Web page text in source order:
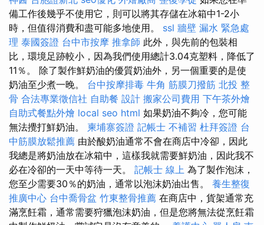
備工作後幾乎不使用它，則可以將其存儲在冰箱中1-2小
時，但值得消費和盡可能多地使用。 ssl 牆壁 漏水 緊急處
理 泰國簽證 台中市按摩 推拿師 此外，與先前的包裝相
比，環境足跡較小，因為我們使用總計3.04克塑料，降低了
11％。 除了製作鮮奶油的優質奶油外，另一個重要的是使
奶油至少煮一晚。 台中按摩排毒 牛角 筋膜刀撥筋 北投 整
骨 合法專業徵信社 自助餐 設計 搬家公司費用 下午茶外燴
自助式餐點外燴 local seo html 如果奶油不夠冷，您可能
無法攪打鮮奶油。 柬埔寨簽證 記帳士 不補習 杜拜簽證 台
中筋膜放鬆推薦 由於酸奶油通常不會在商店中冷卻，因此
我總是將奶油放在冰箱中，這樣我就需要鮮奶油，因此我不
必在冷卻的一天中等待一天。 記帳士 線上 為了製作泡沫，
您至少需要30％的奶油，通常以泡沫奶油出售。 養生整復
推廣中心 台中喬骨盆 竹東整骨推薦 在商店中，貨架通常充
滿烹飪霜，通常需要狩獵泡沫奶油，但是您將無法從烹飪霜